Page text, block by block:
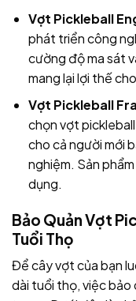
Vợt Pickleball
phát triển công
cường độ ma sát
mang lại lợi thế
Vợt Pickleball
chọn vợt
cho cả người mới
nghiệm. Sản
dụng.
Bảo Quản Vợt
Tuổi Thọ
Để cây vợt của bạn
dài tuổi thọ, việc bảo